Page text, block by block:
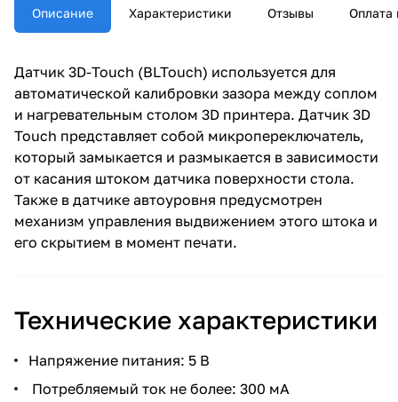
Описание Характеристики Отзывы Оплата
Датчик 3D-Touch (BLTouch) используется для
автоматической калибровки зазора между соплом
и нагревательным столом 3D принтера. Датчик 3D
Touch представляет собой микропереключатель,
который замыкается и размыкается в зависимости
от касания штоком датчика поверхности стола.
Также в датчике автоуровня предусмотрен
механизм управления выдвижением этого штока и
его скрытием в момент печати.
Технические характеристики
Напряжение питания: 5 В
Потребляемый ток не более: 300 мА